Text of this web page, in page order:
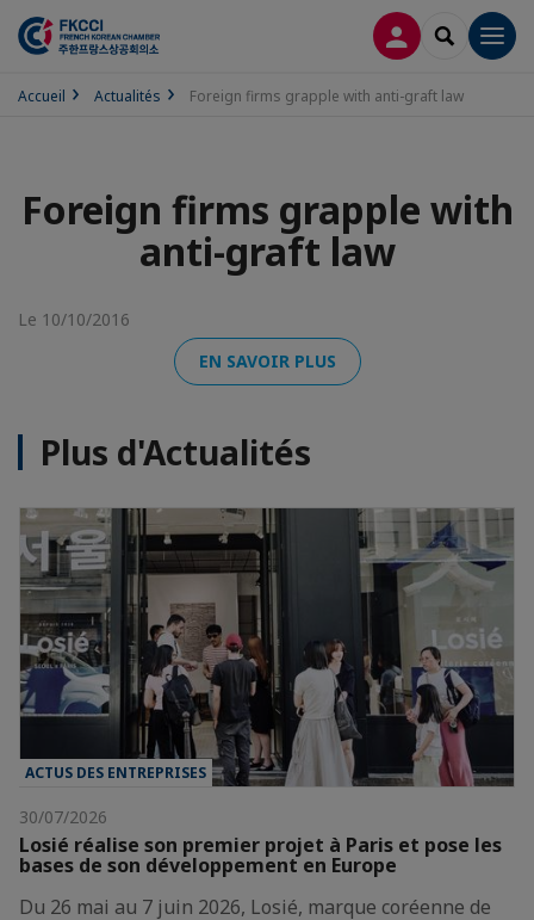
CONNEXION
Accueil Actualités Foreign firms grapple with anti-graft law
Foreign firms grapple with
anti-graft law
Le 10/10/2016
EN SAVOIR PLUS
Plus d'Actualités
ACTUS DES ENTREPRISES
30/07/2026
Losié réalise son premier projet à Paris et pose les
bases de son développement en Europe
Du 26 mai au 7 juin 2026, Losié, marque coréenne de